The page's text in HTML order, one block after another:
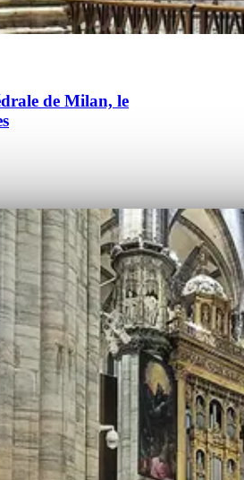
de Milan, le